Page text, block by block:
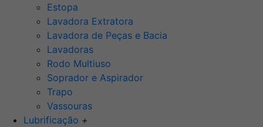
Estopa
Lavadora Extratora
Lavadora de Peças e Bacia
Lavadoras
Rodo Multiuso
Soprador e Aspirador
Trapo
Vassouras
Lubrificação +